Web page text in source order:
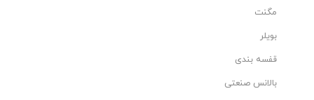
مگنت
بویلر
قفسه بندی
بالانس صنعتی